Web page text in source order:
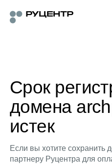
Срок
домена
истек
Если вы хотите сохранить
партнеру Руцентра для